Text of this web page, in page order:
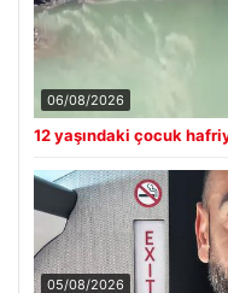
06/08/2026
12 yaşındaki çocuk
05/08/2026